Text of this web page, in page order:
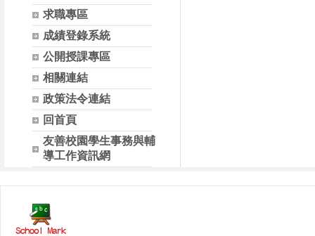
求職專區
成績登錄系統
公開授課專區
相關連結
政策法令連結
回首頁
友善校園學生事務與輔
導工作資訊網